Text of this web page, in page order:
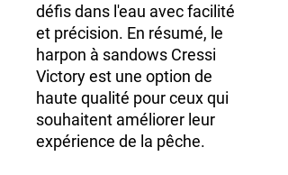
défis dans l'eau avec facilité
et précision. En résumé, le
harpon à sandows Cressi
Victory est une option de
haute qualité pour ceux qui
souhaitent améliorer leur
expérience de la pêche.